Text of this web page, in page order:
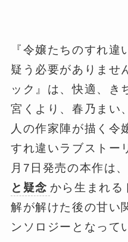
『令嬢たちのすれ
疑う必要がありませ
ック』は、快適、き
宮くより、春乃まい
人の作家陣が描く令
すれ違いラブストー
月7日発売の本作は、
と疑念 から生まれる
解が解けた後の甘い
ンソロジーとなって